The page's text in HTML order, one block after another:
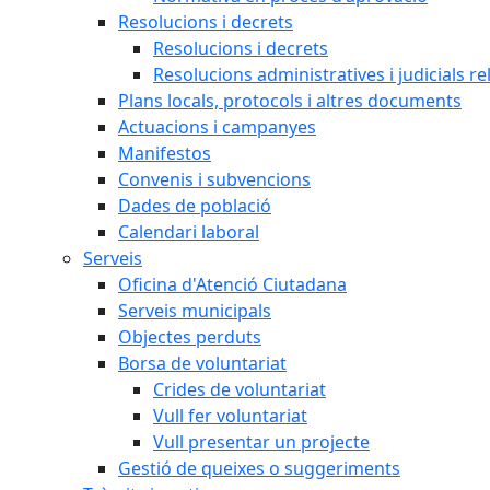
Resolucions i decrets
Resolucions i decrets
Resolucions administratives i judicials
Plans locals, protocols i altres documents
Actuacions i campanyes
Manifestos
Convenis i subvencions
Dades de població
Calendari laboral
Serveis
Oficina d'Atenció Ciutadana
Serveis municipals
Objectes perduts
Borsa de voluntariat
Crides de voluntariat
Vull fer voluntariat
Vull presentar un projecte
Gestió de queixes o suggeriments